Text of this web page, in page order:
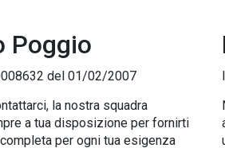
Poggio
del 01/02/2007
la nostra squadra
a tua disposizione per fornirti
per ogni tua esigenza